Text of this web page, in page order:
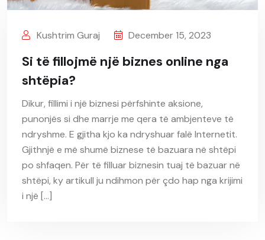
Kushtrim Guraj December 15, 2023
Si të fillojmë një biznes online nga
shtëpia?
Dikur, fillimi i një biznesi përfshinte aksione,
punonjës si dhe marrje me qera të ambjenteve të
ndryshme. E gjitha kjo ka ndryshuar falë Internetit.
Gjithnjë e më shumë biznese të bazuara në shtëpi
po shfaqen. Për të filluar biznesin tuaj të bazuar në
shtëpi, ky artikull ju ndihmon për çdo hap nga krijimi
i një […]